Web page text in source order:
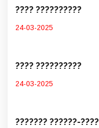
???? ??????????
24-03-2025
???? ??????????
24-03-2025
??????? ??????-????